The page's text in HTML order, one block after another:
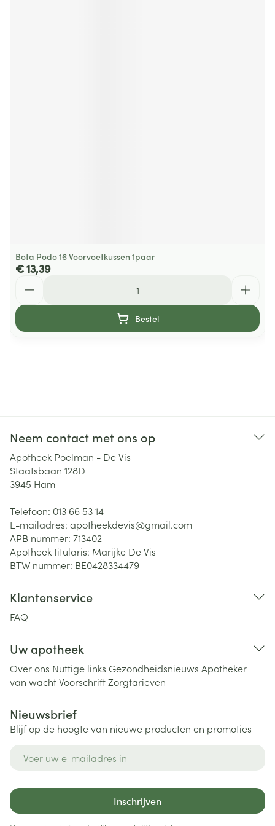
Bota Podo 16 Voorvoetkussen 1paar
€ 13,39
Bestel
Neem contact met ons op
Apotheek Poelman - De Vis
Staatsbaan 128D
3945 Ham
Telefoon: 013 66 53 14
E-mailadres: apotheekdevis@gmail.com
APB nummer: 713402
Apotheek titularis: Marijke De Vis
BTW nummer: BE0428334479
Klantenservice
FAQ
Uw apotheek
Over ons Nuttige links Gezondheidsnieuws Apotheker
van wachtVoorschriftZorgtarieven
Nieuwsbrief
Blijf op de hoogte van nieuwe producten en promoties
Inschrijven